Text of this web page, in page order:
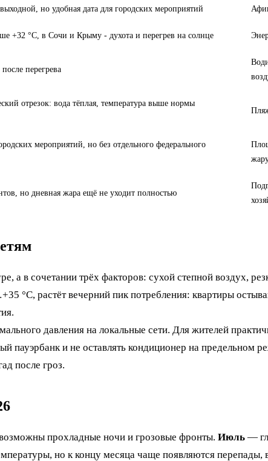
но удобная дата для городских мероприятий
+32 °C, в Сочи и Крыму - духота и перегрев на солнце
перегрева
отрезок: вода тёплая, температура выше нормы
мероприятий, но без отдельного федерального
но дневная жара ещё не уходит полностью
а в сочетании трёх факторов: сухой степной воздух,
°C, растёт вечерний пик потребления: квартиры
давления на локальные сети. Для жителей
пауэрбанк и не оставлять кондиционер на
после гроз.
прохладные ночи и грозовые фронты. Июль —
но к концу месяца чаще появляются перепады,